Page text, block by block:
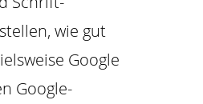
wie gut
Google
Google-